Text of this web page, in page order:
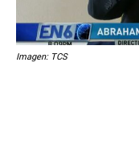
Imagen: TCS